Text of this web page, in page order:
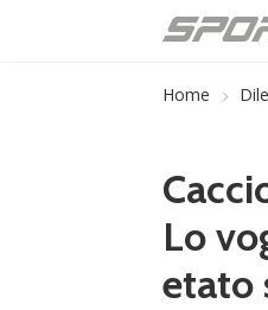
Home
Lo
etato